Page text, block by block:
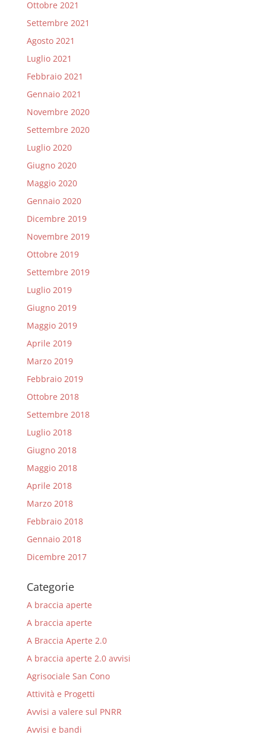
Ottobre 2021
Settembre 2021
Agosto 2021
Luglio 2021
Febbraio 2021
Gennaio 2021
Novembre 2020
Settembre 2020
Luglio 2020
Giugno 2020
Maggio 2020
Gennaio 2020
Dicembre 2019
Novembre 2019
Ottobre 2019
Settembre 2019
Luglio 2019
Giugno 2019
Maggio 2019
Aprile 2019
Marzo 2019
Febbraio 2019
Ottobre 2018
Settembre 2018
Luglio 2018
Giugno 2018
Maggio 2018
Aprile 2018
Marzo 2018
Febbraio 2018
Gennaio 2018
Dicembre 2017
Categorie
A braccia aperte
A braccia aperte
A Braccia Aperte 2.0
A braccia aperte 2.0 avvisi
Agrisociale San Cono
Attività e Progetti
Avvisi a valere sul PNRR
Avvisi e bandi